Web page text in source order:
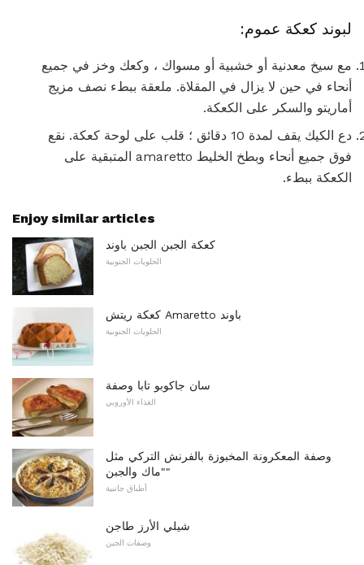
لبوند كعكة عموم:
مع سيخ معدنية أو خشبية أو مسواك ، وكعك وخز في جميع
أنحاء في حين لا يزال في المقلاة. ملعقة ببطء نصف مزيج
أماريتو والسكر على الكعكة.
دع الكيك يقف لمدة 10 دقائق ؛ قلب على لوحة كعكة. نقع
فوق جميع أنحاء وبطخ الخليط amaretto المتبقية على
الكعكة ببطء.
Enjoy similar articles
كعكة الجبن الجبن باوند
الحلويات الجنوبية
كعكة ريتش Amaretto باوند
الحلويات الجنوبية
سان جاكوبو تابا وصفة
الغذاء الأوروبي
وصفة المعكرونة المخبوزة بالفرنش التركي مثل
"ماك والجبن"
أطباق جانبية
شيلي الأرز طاجن
وصفات الجبن